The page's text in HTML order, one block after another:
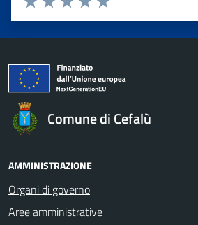
Valuta 5 stelle su 5
Valuta 4 stelle su 5
Valuta 3 stelle su 5
Valuta 2 stelle su 5
Valuta 1 stelle su 5
Comune di Cefalù
AMMINISTRAZIONE
Organi di governo
Aree amministrative